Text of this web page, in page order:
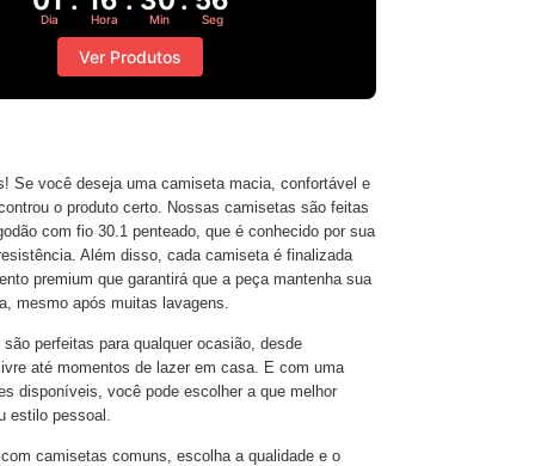
Dia Hora Min Seg
Ver Produtos
Se você deseja uma camiseta macia, confortável e
o produto certo. Nossas camisetas são feitas
com fio 30.1 penteado, que é conhecido por sua
Além disso, cada camiseta é finalizada
premium que garantirá que a peça mantenha sua
mesmo após muitas lavagens.
perfeitas para qualquer ocasião, desde
até momentos de lazer em casa. E com uma
disponíveis, você pode escolher a que melhor
estilo pessoal.
camisetas comuns, escolha a qualidade e o